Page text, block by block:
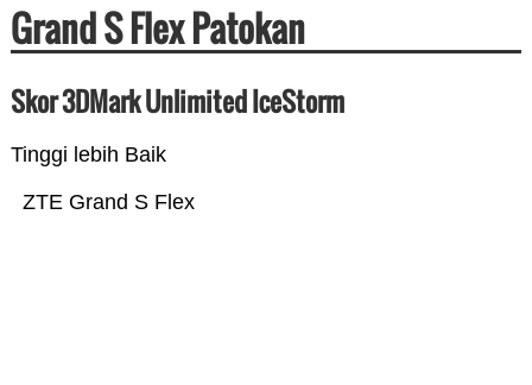
Grand S Flex Patokan
Skor 3DMark Unlimited IceStorm
Tinggi lebih Baik
ZTE Grand S Flex